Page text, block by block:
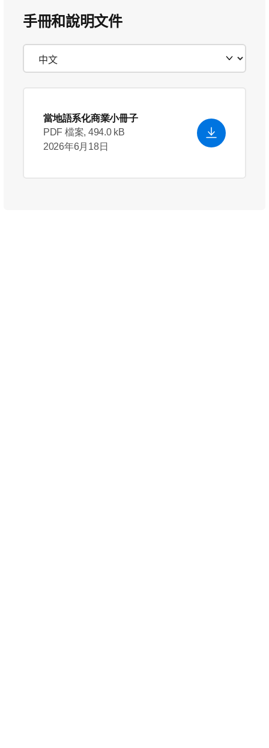
手冊和說明文件
當地語系化商業小冊子
PDF 檔案, 494.0 kB
2026年6月18日